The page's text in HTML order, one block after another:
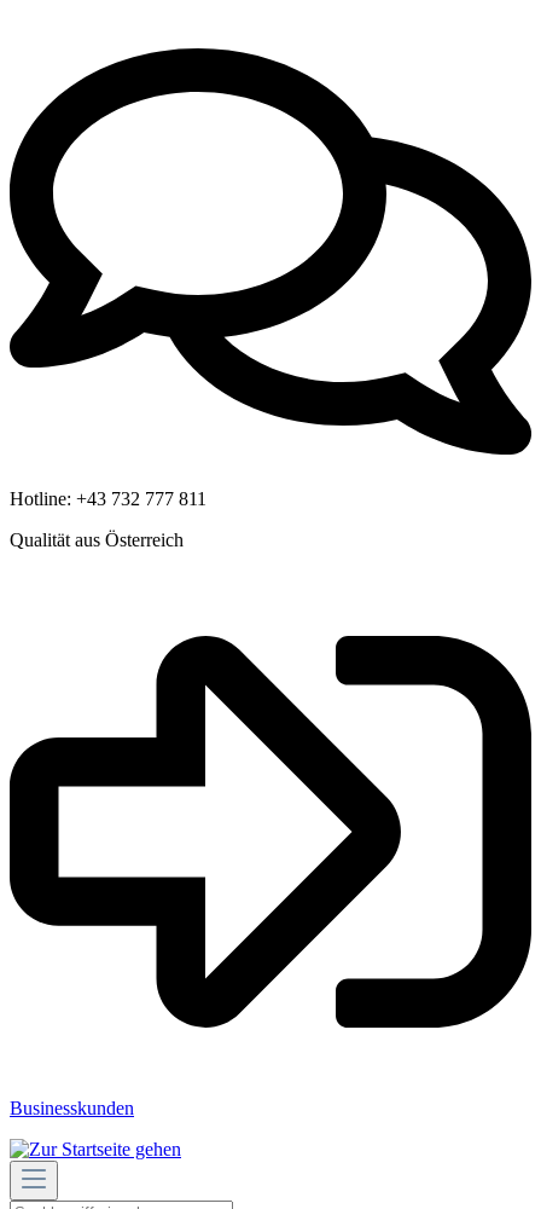
Hotline: +43 732 777 811
Qualität aus Österreich
Businesskunden